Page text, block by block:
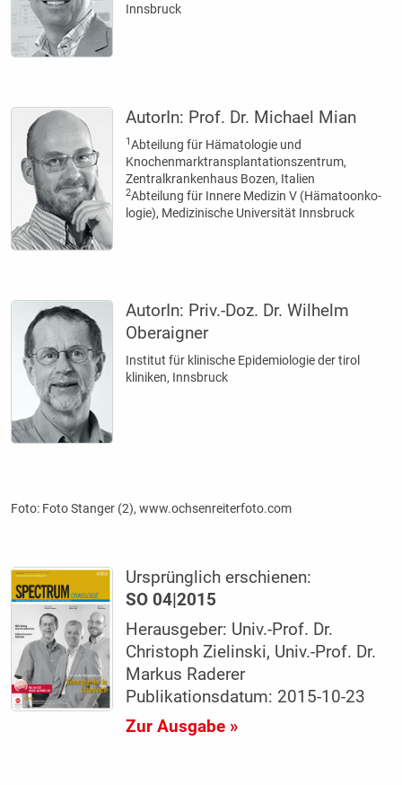
Innsbruck
AutorIn: Prof. Dr. Michael Mian
1 Abteilung für Hämatologie und
Knochenmarktransplantationszentrum,
Zentralkrankenhaus Bozen, Italien
2Abteilung für Innere Medizin V (Hämatoonko­
logie), Medizinische Universität Innsbruck
AutorIn: Priv.-Doz. Dr. Wilhelm
Oberaigner
Institut für klinische Epidemiologie der tirol
kliniken, Innsbruck
Foto: Foto Stanger (2), www.ochsenreiterfoto.com
Ursprünglich erschienen:
SO 04|2015
Herausgeber: Univ.-Prof. Dr.
Christoph Zielinski, Univ.-Prof. Dr.
Markus Raderer
Publikationsdatum: 2015-10-23
Zur Ausgabe »